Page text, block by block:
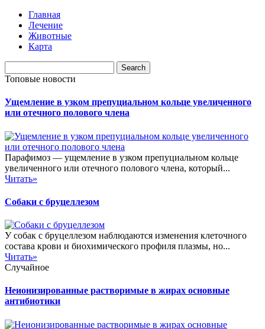
Главная
Лечение
Животные
Карта
Топовые новости
Ущемление в узком препуциальном кольце увеличенного
или отечного полового члена
Парафимоз — ущемление в узком препуциальном кольце
увеличенного или отечного полового члена, который...
Читать»
Собаки с бруцеллезом
У собак с бруцеллезом наблюдаются изменения клеточного
состава крови и биохимического профиля плазмы, но...
Читать»
Случайное
Неионизированные растворимые в жирах основные
антибиотики